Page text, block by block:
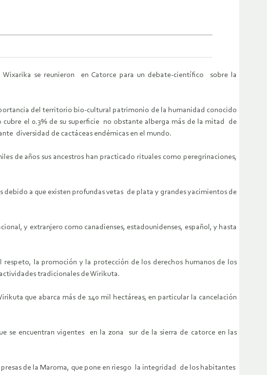
Wixarika se reunieron en Catorce para un debate-científico sobre la
del territorio bio-cultural patrimonio de la humanidad conocido
el 0.3% de su superficie no obstante alberga más de la mitad de
diversidad de cactáceas endémicas en el mundo.
de años sus ancestros han practicado rituales como peregrinaciones,
a que existen profundas vetas de plata y grandes yacimientos de
y extranjero como canadienses, estadounidenses, español, y hasta
respeto, la promoción y la protección de los derechos humanos de los
tradicionales de Wirikuta.
que abarca más de 140 mil hectáreas, en particular la cancelación
se encuentran vigentes en la zona sur de la sierra de catorce en las
de la Maroma, que pone en riesgo la integridad de los habitantes